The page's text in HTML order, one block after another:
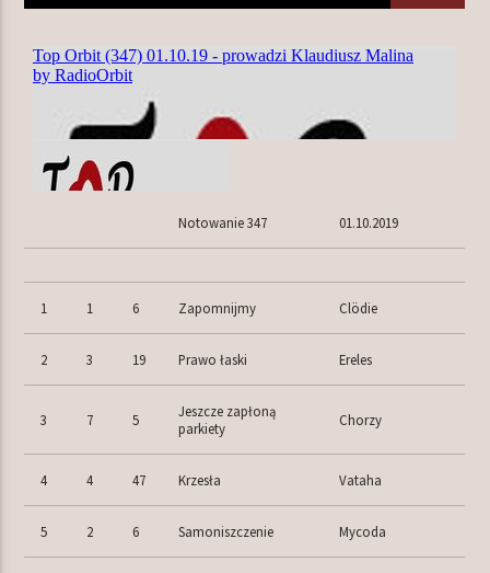
TERAZ W RAMÓWCE
LIGHT ORBIT
EXTRA ORBIT
Radio Orbit
Notowanie 347 01.10.2019
1 1 6 Zapomnijmy Clödie
2 3 19 Prawo łaski Ereles
3 7 5
Jeszcze zapłoną
parkiety
Chorzy
4 4 47 Krzesła Vataha
5 2 6 Samoniszczenie Mycoda